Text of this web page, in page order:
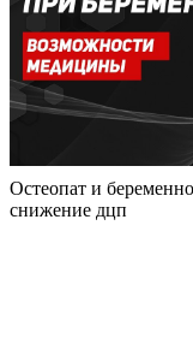
Остеопат и
снижение дцп